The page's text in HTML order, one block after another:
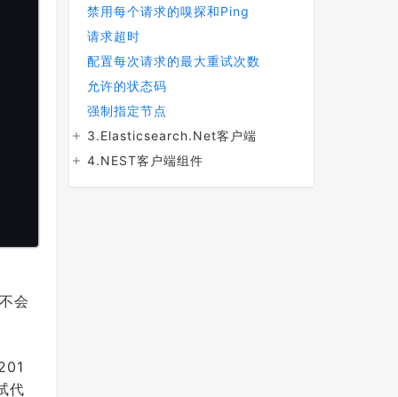
会
代
禁用每个请求的嗅探和Ping
请求超时
配置每次请求的最大重试次数
允许的状态码
强制指定节点
3.Elasticsearch.Net客户端
4.NEST客户端组件